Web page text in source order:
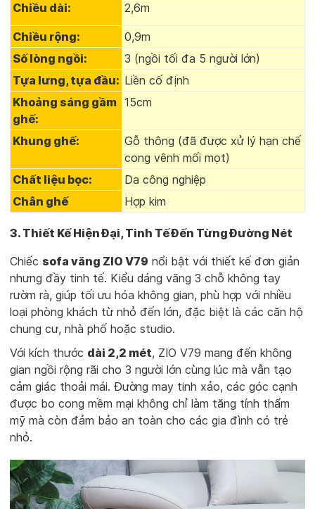
Chiều dài: 2,6m
Chiều rộng:
0,9m
Số lòng ngồi:
3 (ngồi tối đa 5 người lớn)
Tựa lưng, tựa đầu: Liền cố định
Khoảng sáng gầm
ghế:
15cm
Khung ghế:
Gỗ thông (đã được xử lý hạn chế
cong vênh mối mọt)
Chất liệu bọc:
Da công nghiệp
Chân ghế
Hợp kim
3. Thiết Kế Hiện Đại, Tinh Tế Đến Từng Đường Nét
Chiếc sofa văng ZIO V79 nổi bật với thiết kế đơn giản
nhưng đầy tinh tế. Kiểu dáng văng 3 chỗ không tay
rườm rà, giúp tối ưu hóa không gian, phù hợp với nhiều
loại phòng khách từ nhỏ đến lớn, đặc biệt là các căn hộ
chung cư, nhà phố hoặc studio.
Với kích thước dài 2,2 mét, ZIO V79 mang đến không
gian ngồi rộng rãi cho 3 người lớn cùng lúc mà vẫn tạo
cảm giác thoải mái. Đường may tinh xảo, các góc cạnh
được bo cong mềm mại không chỉ làm tăng tính thẩm
mỹ mà còn đảm bảo an toàn cho các gia đình có trẻ
nhỏ.